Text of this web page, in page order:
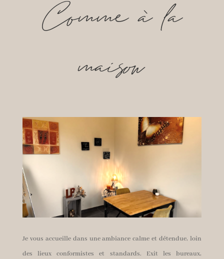
Comme à la
maison
Je vous accueille dans une ambiance calme et détendue, loin
des lieux conformistes et standards. Exit les bureaux,